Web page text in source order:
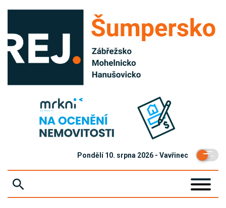
Pondělí 10. srpna 2026 - Vavřinec